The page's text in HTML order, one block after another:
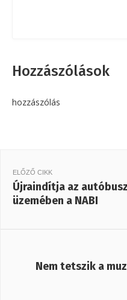
Hozzászólások
hozzászólás
ELŐZŐ CIKK
Újraindítja az
üzemében a NABI
Nem tetszik a